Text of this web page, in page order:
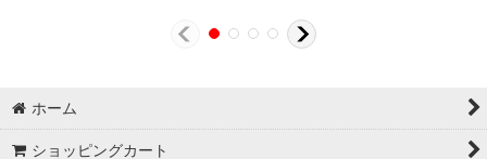
ホーム
ショッピングカート